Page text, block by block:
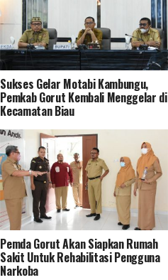
Sukses Gelar Motabi Kambungu,
Pemkab Gorut Kembali Menggelar di
Kecamatan Biau
Pemda Gorut Akan Siapkan Rumah
Sakit Untuk Rehabilitasi Pengguna
Narkoba